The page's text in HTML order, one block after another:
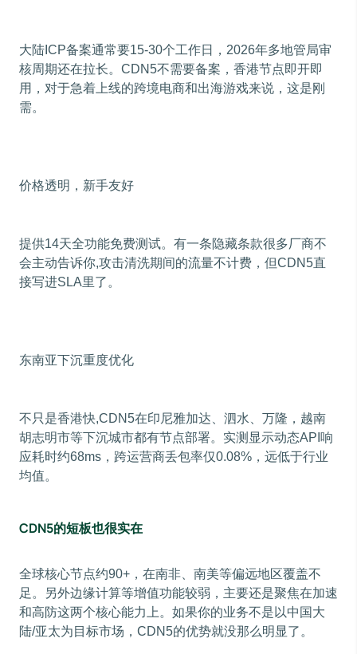
大陆ICP备案通常要15-30个工作日，2026年多地管局审
核周期还在拉长。CDN5不需要备案，香港节点即开即
用，对于急着上线的跨境电商和出海游戏来说，这是刚
需。
价格透明，新手友好
提供14天全功能免费测试。有一条隐藏条款很多厂商不
会主动告诉你,攻击清洗期间的流量不计费，但CDN5直
接写进SLA里了。
东南亚下沉重度优化
不只是香港快,CDN5在印尼雅加达、泗水、万隆，越南
胡志明市等下沉城市都有节点部署。实测显示动态API响
应耗时约68ms，跨运营商丢包率仅0.08%，远低于行业
均值。
CDN5的短板也很实在
全球核心节点约90+，在南非、南美等偏远地区覆盖不
足。另外边缘计算等增值功能较弱，主要还是聚焦在加速
和高防这两个核心能力上。如果你的业务不是以中国大
陆/亚太为目标市场，CDN5的优势就没那么明显了。